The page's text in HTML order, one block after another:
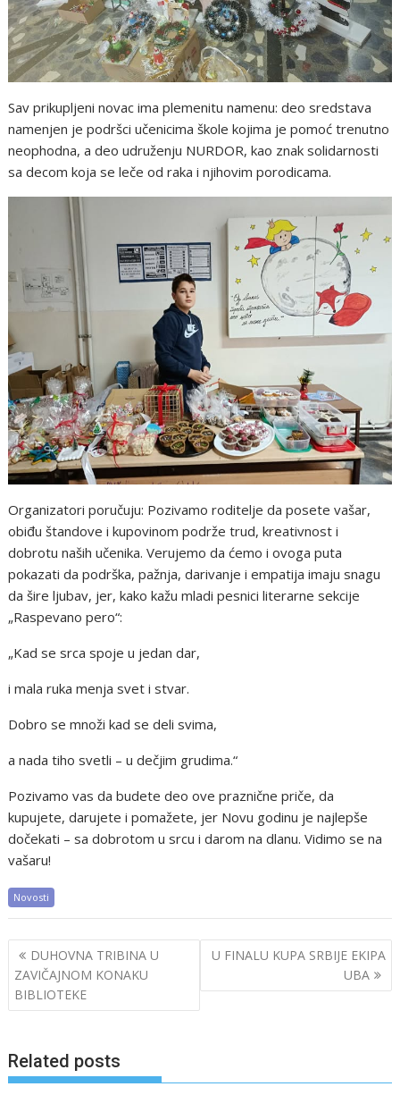
Sav prikupljeni novac ima plemenitu namenu: deo sredstava
namenjen je podršci učenicima škole kojima je pomoć trenutno
neophodna, a deo udruženju NURDOR, kao znak solidarnosti
sa decom koja se leče od raka i njihovim porodicama.
Organizatori poručuju: Pozivamo roditelje da posete vašar,
obiđu štandove i kupovinom podrže trud, kreativnost i
dobrotu naših učenika. Verujemo da ćemo i ovoga puta
pokazati da podrška, pažnja, darivanje i empatija imaju snagu
da šire ljubav, jer, kako kažu mladi pesnici literarne sekcije
„Raspevano pero“:
„Kad se srca spoje u jedan dar,
i mala ruka menja svet i stvar.
Dobro se množi kad se deli svima,
a nada tiho svetli – u dečjim grudima.“
Pozivamo vas da budete deo ove praznične priče, da
kupujete, darujete i pomažete, jer Novu godinu je najlepše
dočekati – sa dobrotom u srcu i darom na dlanu. Vidimo se na
vašaru!
Novosti
Post
navigation
DUHOVNA TRIBINA U
ZAVIČAJNOM KONAKU
BIBLIOTEKE
U FINALU KUPA SRBIJE EKIPA
UBA
Related posts